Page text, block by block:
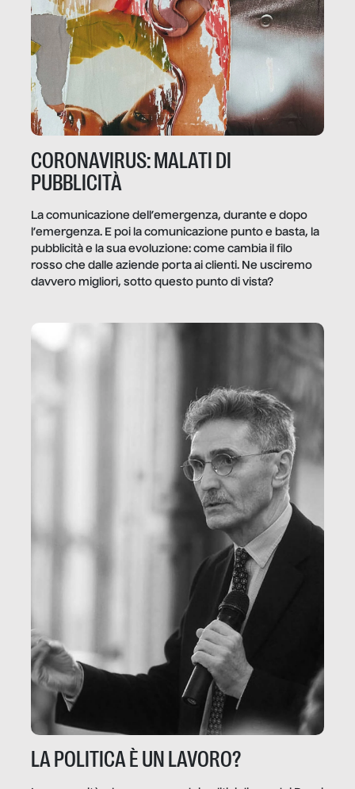
CORONAVIRUS: MALATI DI
PUBBLICITÀ
La comunicazione dell’emergenza, durante e dopo
l’emergenza. E poi la comunicazione punto e basta, la
pubblicità e la sua evoluzione: come cambia il filo
rosso che dalle aziende porta ai clienti. Ne usciremo
davvero migliori, sotto questo punto di vista?
LA POLITICA È UN LAVORO?